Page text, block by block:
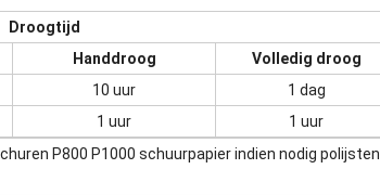
Droogtijd
Handdroog
Volledig droog
10 uur
1 dag
1 uur
1 uur
P800 P1000 schuurpapier indien nodig polijsten